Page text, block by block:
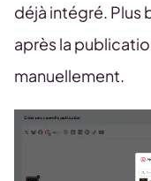
déjà intégré. Plus
après la
manuellement.